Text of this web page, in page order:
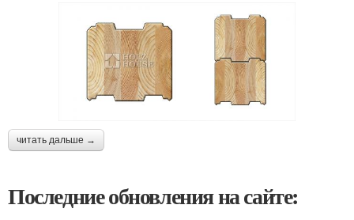
читать дальше →
Последние обновления на сайте: